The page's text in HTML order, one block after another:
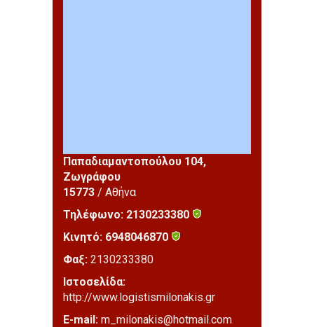
Παπαδιαμαντοπούλου 104,
Ζωγράφου
15773 / Αθήνα
Τηλέφωνο: 2130233380
Κινητό: 6948046870
Φαξ: 2130233380
Ιστοσελίδα:
http://www.logistismilonakis.gr
E-mail: m_milonakis@hotmail.com